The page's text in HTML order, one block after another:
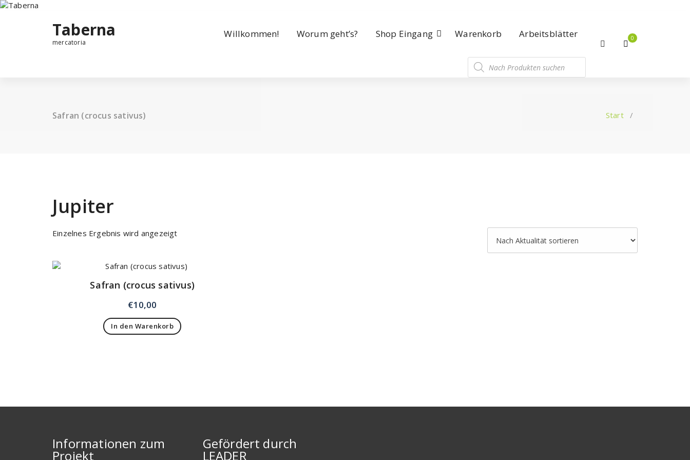
Taberna
mercatoria
Willkommen! Worum geht’s? Shop Eingang Warenkorb Arbeitsblätter 0
Safran (crocus sativus) Start/
Jupiter
Einzelnes Ergebnis wird angezeigt
Safran (crocus sativus)
€10,00
In den Warenkorb
Informationen zum
Projekt
Gefördert durch
LEADER